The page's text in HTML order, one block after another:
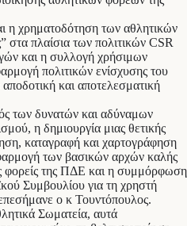
η χρηματοδότηση των αθλητικών
στα πλαίσια των πολιτικών CSR
και η συλλογή χρήσιμων
πολιτικών ενίσχυσης του
και αποτελεσματική
των δυνατών και αδύναμων
η δημιουργία μιας θετικής
καταγραφή και χαρτογράφηση
των βασικών αρχών καλής
φορείς της ΠΔΕ και η συμμόρφωση
Συμβουλίου για τη χρηστή
ο κ Τουντόπουλος.
Σωματεία, αυτά